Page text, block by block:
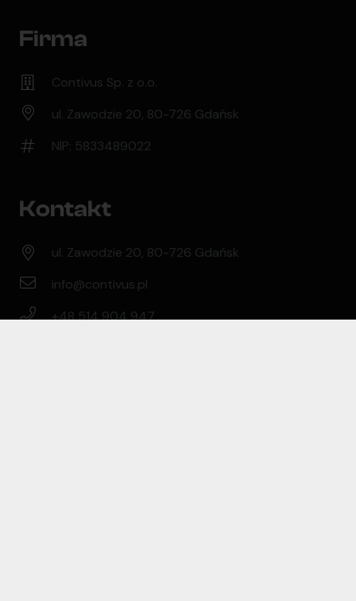
Firma
Contivus Sp. z o.o.
ul. Zawodzie 20, 80-726 Gdańsk
NIP: 5833489022
Kontakt
ul. Zawodzie 20, 80-726 Gdańsk
info@contivus.pl
+48 514 904 947